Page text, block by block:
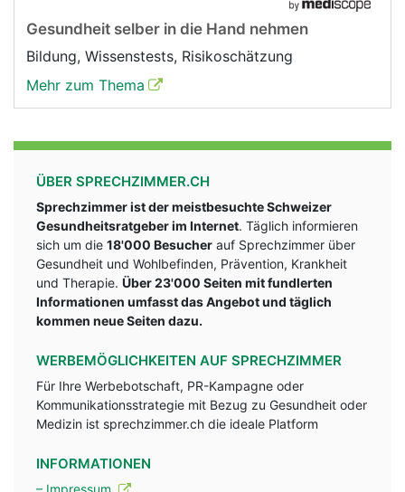
Gesundheit selber in die Hand nehmen
Bildung, Wissenstests, Risikoschätzung
Mehr zum Thema
ÜBER SPRECHZIMMER.CH
Sprechzimmer ist der meistbesuchte Schweizer
Gesundheitsratgeber im Internet. Täglich informieren
sich um die 18'000 Besucher auf Sprechzimmer über
Gesundheit und Wohlbefinden, Prävention, Krankheit
und Therapie. Über 23'000 Seiten mit fundlerten
Informationen umfasst das Angebot und täglich
kommen neue Seiten dazu.
WERBEMÖGLICHKEITEN AUF SPRECHZIMMER
Für Ihre Werbebotschaft, PR-Kampagne oder
Kommunikationsstrategie mit Bezug zu Gesundheit oder
Medizin ist sprechzimmer.ch die ideale Platform
INFORMATIONEN
– Impressum